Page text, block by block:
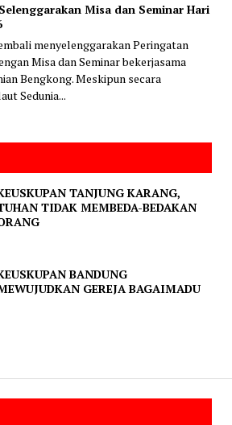
Misa dan Seminar Hari
menyelenggarakan Peringatan
Misa dan Seminar bekerjasama
Bengkong. Meskipun secara
Sedunia...
TANJUNG KARANG,
TIDAK MEMBEDA-BEDAKAN
BANDUNG
GEREJA BAGAIMADU